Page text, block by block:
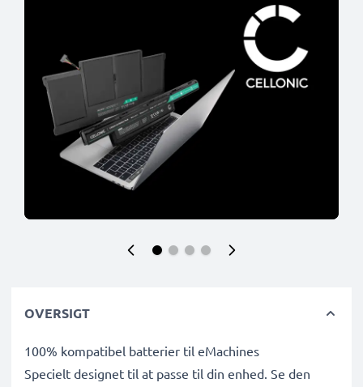
OVERSIGT
100% kompatibel batterier til eMachines
Specielt designet til at passe til din enhed. Se den